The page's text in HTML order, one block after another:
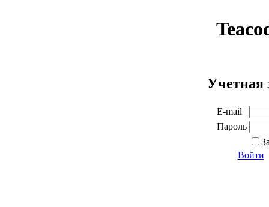
Учетная
E-mail
Пароль
Войти